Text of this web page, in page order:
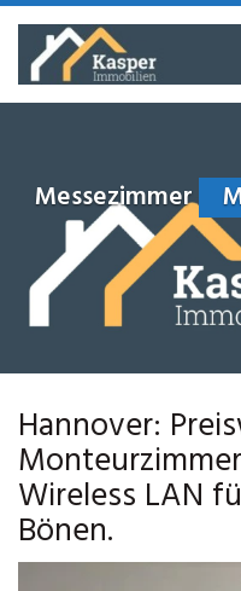
Skip
main
Messezimmer
Hannover:
Wireless LAN
Bönen.